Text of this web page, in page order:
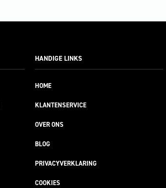
HANDIGE LINKS
HOME
KLANTENSERVICE
OVER ONS
BLOG
PRIVACYVERKLARING
COOKIES